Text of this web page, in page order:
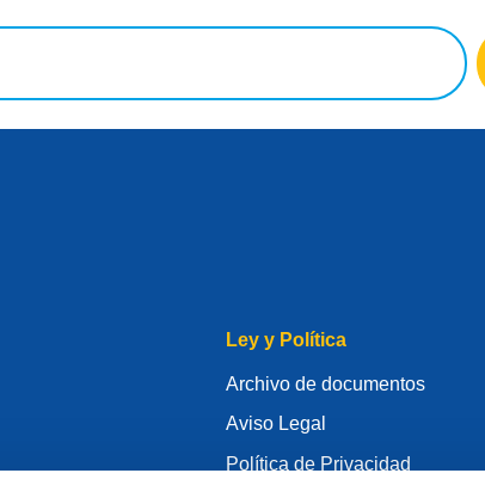
Ley y Política
Archivo de documentos
Aviso Legal
Política de Privacidad